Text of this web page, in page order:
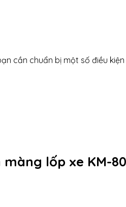
cần chuẩn bị một số điều kiện
lốp xe KM-